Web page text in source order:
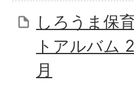
しろうま保
トアルバム
月